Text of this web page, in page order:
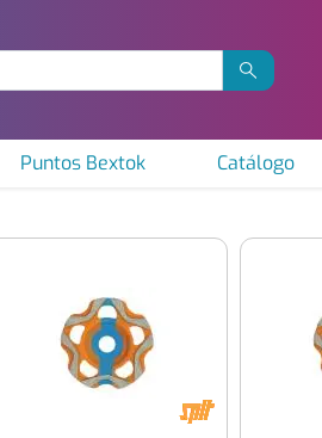
Puntos Bextok Catálogo